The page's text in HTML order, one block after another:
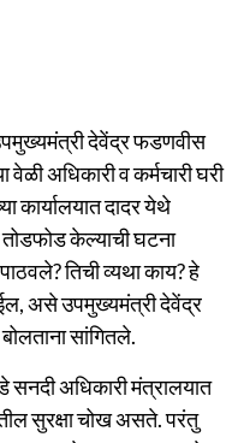
देवेंद्र फडणवीस
अधिकारी व कर्मचारी घरी
कार्यालयात दादर येथे
तोडफोड केल्याची घटना
तिची व्यथा काय? हे
असे उपमुख्यमंत्री देवेंद्र
सांगितले.
सनदी अधिकारी मंत्रालयात
सुरक्षा चोख असते. परंतु